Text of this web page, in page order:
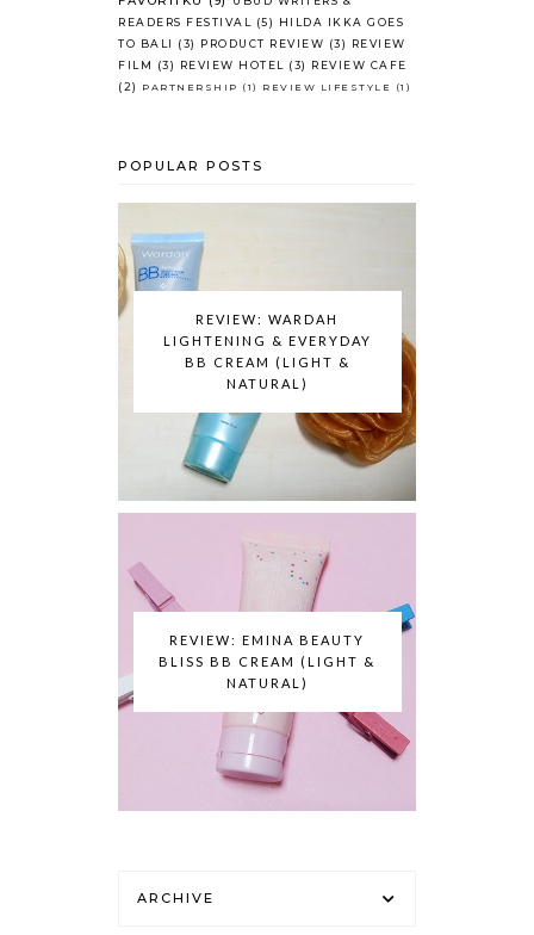
READERS FESTIVAL
(5)
HILDA IKKA GOES
TO BALI
(3) PRODUCT REVIEW (3)
REVIEW
FILM
(3) REVIEW HOTEL (3)
REVIEW CAFE
(2)
PARTNERSHIP (1) REVIEW LIFESTYLE (1)
POPULAR POSTS
REVIEW: WARDAH
LIGHTENING & EVERYDAY
BB CREAM (LIGHT &
NATURAL)
REVIEW: EMINA BEAUTY
BLISS BB CREAM (LIGHT &
NATURAL)
ARCHIVE